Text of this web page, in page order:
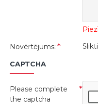
Novērtējums:
Slikti
CAPTCHA
Please complete
the captcha